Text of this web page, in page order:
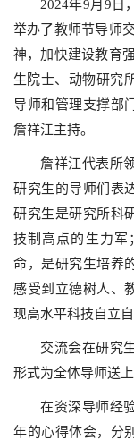
2024年9月9日
举办了教师节导师
神，加快建设教育
生院士、动物研究
导师和管理支撑部
詹祥江主持。
詹祥江代表所
研究生的导师们表
研究生是研究所科
技制高点的生力军
命，是研究生培养
感受到立德树人、
现高水平科技自立
交流会在研究
形式为全体导师送
在资深导师经
年的心得体会，分